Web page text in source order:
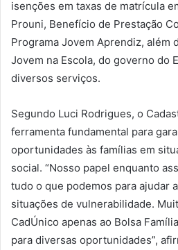
isenções em taxas de matrícula
Prouni, Benefício de Prestação
Programa Jovem Aprendiz, além
Jovem na Escola, do governo do
diversos serviços.
Segundo Luci Rodrigues, o
ferramenta fundamental para
oportunidades às famílias em
social. “Nosso papel enquanto
tudo o que podemos para ajudar
situações de vulnerabilidade.
CadÚnico apenas ao Bolsa
para diversas oportunidades”,